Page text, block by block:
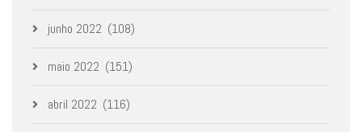
junho 2022 (108)
maio 2022 (151)
abril 2022 (116)